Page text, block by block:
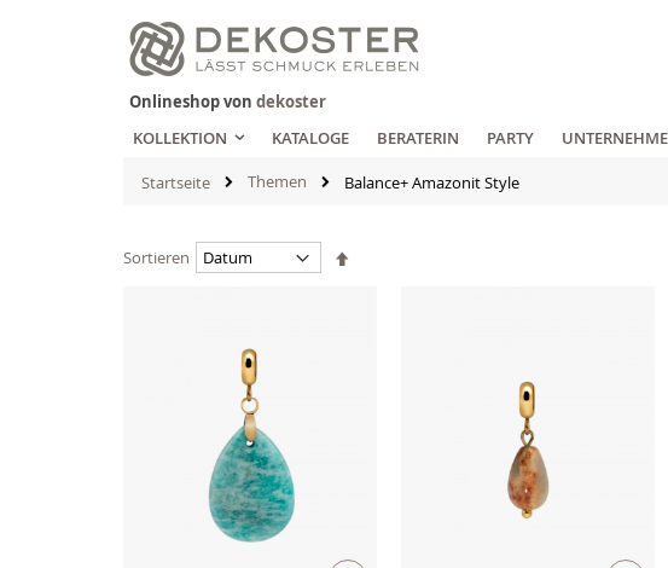
Zum
Inhalt
springen
Onlineshop von dekoster
KOLLEKTION
KATALOGE BERATERIN PARTY
Startseite Themen Balance+ Amazonit Style
Sortieren
Absteigend